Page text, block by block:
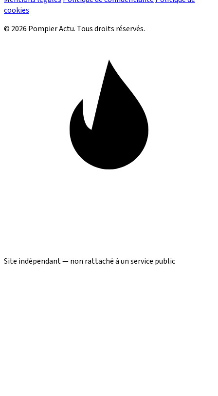
cookies
© 2026 Pompier Actu. Tous droits réservés.
Site indépendant — non rattaché à un service public